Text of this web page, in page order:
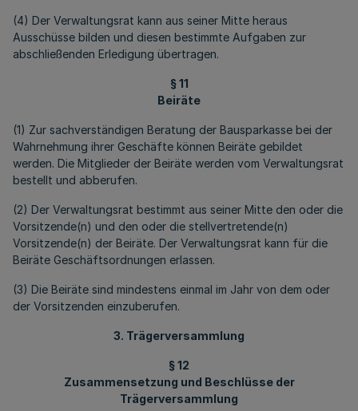
(4) Der Verwaltungsrat kann aus seiner Mitte heraus
Ausschüsse bilden und diesen bestimmte Aufgaben zur
abschließenden Erledigung übertragen.
§ 11
Beiräte
(1) Zur sachverständigen Beratung der Bausparkasse bei der
Wahrnehmung ihrer Geschäfte können Beiräte gebildet
werden. Die Mitglieder der Beiräte werden vom Verwaltungsrat
bestellt und abberufen.
(2) Der Verwaltungsrat bestimmt aus seiner Mitte den oder die
Vorsitzende(n) und den oder die stellvertretende(n)
Vorsitzende(n) der Beiräte. Der Verwaltungsrat kann für die
Beiräte Geschäftsordnungen erlassen.
(3) Die Beiräte sind mindestens einmal im Jahr von dem oder
der Vorsitzenden einzuberufen.
3. Trägerversammlung
§ 12
Zusammensetzung und Beschlüsse der
Trägerversammlung